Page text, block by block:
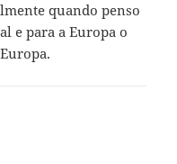
quando penso
e para a Europa o